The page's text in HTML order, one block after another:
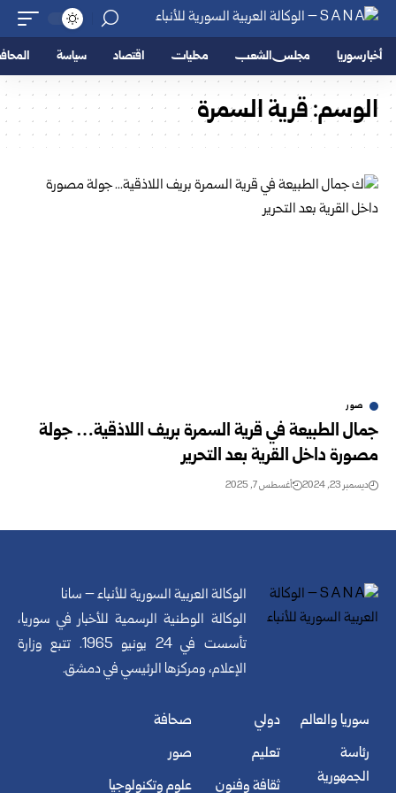
أخبار سوريا مجلس الشعب محليات اقتصاد سياسة
الوسم:قرية السمرة
صور
جمال الطبيعة في قرية السمرة بريف اللاذقية… جولة
مصورة داخل القرية بعد التحرير
ديسمبر 23, 2024 أغسطس 7, 2025
الوكالة العربية السورية للأنباء – سانا
الوكالة الوطنية الرسمية للأخبار في سوريا،
تأسست في 24 يونيو 1965. تتبع وزارة
الإعلام، ومركزها الرئيسي في دمشق.
سوريا والعالم
رئاسة
الجمهورية
دولي
تعليم
ثقافة وفنون
صحافة
صور
علوم وتكنولوجيا